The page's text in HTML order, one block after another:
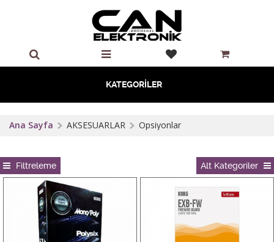
KATEGORİLER
Ana Sayfa AKSESUARLAR Opsiyonlar
Filtreleme Alt Kategoriler